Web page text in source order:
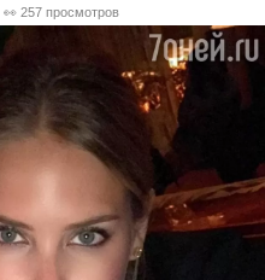
👀 257 просмотров